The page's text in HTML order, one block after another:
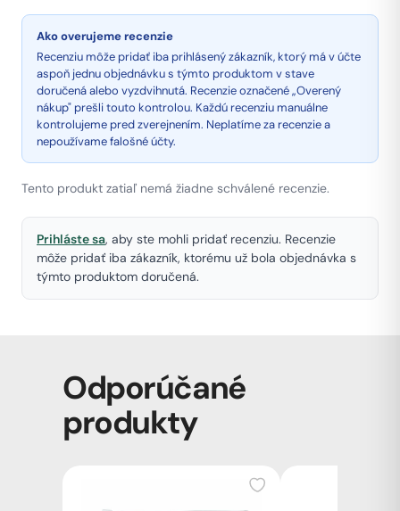
Ako overujeme recenzie
Recenziu môže pridať iba prihlásený zákazník, ktorý má v účte
aspoň jednu objednávku s týmto produktom v stave
doručená alebo vyzdvihnutá. Recenzie označené „Overený
nákup" prešli touto kontrolou. Každú recenziu manuálne
kontrolujeme pred zverejnením. Neplatíme za recenzie a
nepoužívame falošné účty.
Tento produkt zatiaľ nemá žiadne schválené recenzie.
Prihláste sa, aby ste mohli pridať recenziu. Recenzie
môže pridať iba zákazník, ktorému už bola objednávka s
týmto produktom doručená.
Odporúčané
produkty